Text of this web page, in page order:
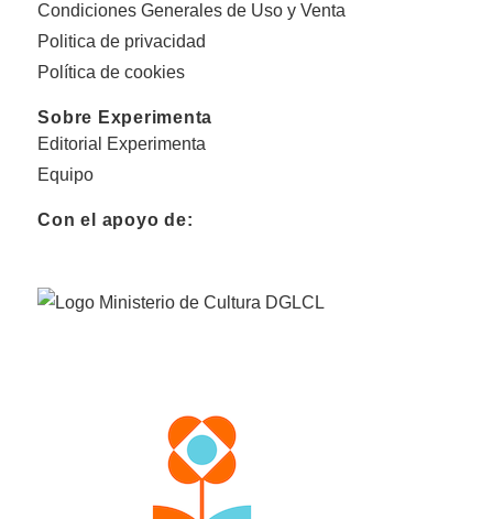
Condiciones Generales de Uso y Venta
Politica de privacidad
Política de cookies
Sobre Experimenta
Editorial Experimenta
Equipo
Con el apoyo de: